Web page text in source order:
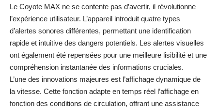
Le Coyote MAX ne se contente pas d’avertir, il révolutionne
l’expérience utilisateur. L’appareil introduit quatre types
d’alertes sonores différentes, permettant une identification
rapide et intuitive des dangers potentiels. Les alertes visuelles
ont également été repensées pour une meilleure lisibilité et une
compréhension instantanée des informations cruciales.
L’une des innovations majeures est l’affichage dynamique de
la vitesse. Cette fonction adapte en temps réel l’affichage en
fonction des conditions de circulation, offrant une assistance